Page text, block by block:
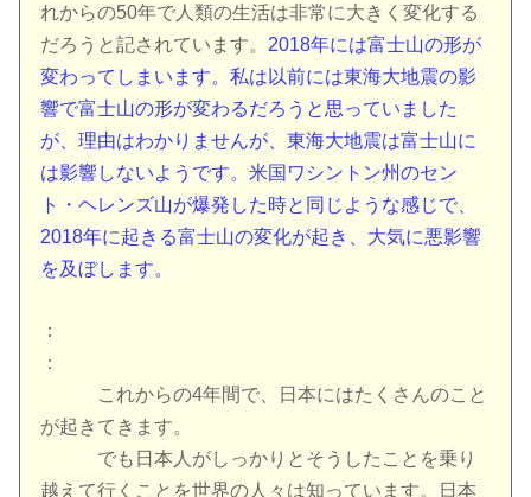
れからの50年で人類の生活は非常に大きく変化する
だろうと記されています。 2018年には富士山の形が
変わってしまいます。私は以前には東海大地震の影
響で富士山の形が変わるだろうと思っていました
が、理由はわかりませんが、東海大地震は富士山に
は影響しないようです。米国ワシントン州のセン
ト・ヘレンズ山が爆発した時と同じような感じで、
2018年に起きる富士山の変化が起き、大気に悪影響
を及ぼします。
：
：
これからの4年間で、日本にはたくさんのこと
が起きてきます。
でも日本人がしっかりとそうしたことを乗り
越えて行くことを世界の人々は知っています。日本